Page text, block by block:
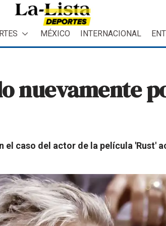
MÉXICO INTERNACIONAL
nuevamente
caso del actor de la película 'Rust'